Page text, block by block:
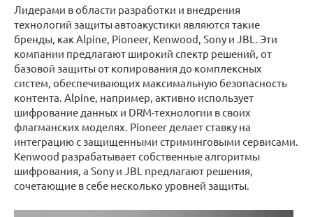
Лидерами в области разработки и внедрения
технологий защиты автоакустики являются такие
бренды, как Alpine, Pioneer, Kenwood, Sony и JBL. Эти
компании предлагают широкий спектр решений, от
базовой защиты от копирования до комплексных
систем, обеспечивающих максимальную безопасность
контента. Alpine, например, активно использует
шифрование данных и DRM-технологии в своих
флагманских моделях. Pioneer делает ставку на
интеграцию с защищенными стриминговыми сервисами.
Kenwood разрабатывает собственные алгоритмы
шифрования, а Sony и JBL предлагают решения,
сочетающие в себе несколько уровней защиты.